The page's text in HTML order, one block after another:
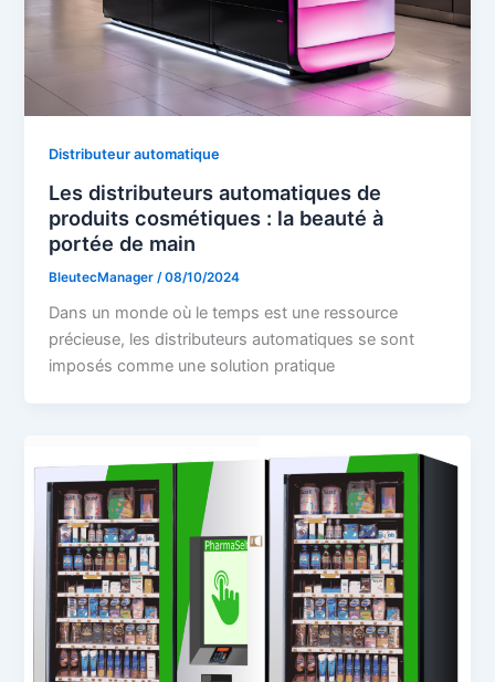
Distributeur automatique
Les distributeurs automatiques de
produits cosmétiques : la beauté à
portée de main
BleutecManager /08/10/2024
Dans un monde où le temps est une ressource
précieuse, les distributeurs automatiques se sont
imposés comme une solution pratique